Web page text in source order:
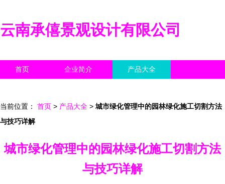
云南承僖景观设计有限公司
首页 企业简介 产品大全
当前位置： 首页 > 产品大全 > 城市绿化管理中的园林绿化施工切割方法
与技巧详解
城市绿化管理中的园林绿化施工切割方法
与技巧详解